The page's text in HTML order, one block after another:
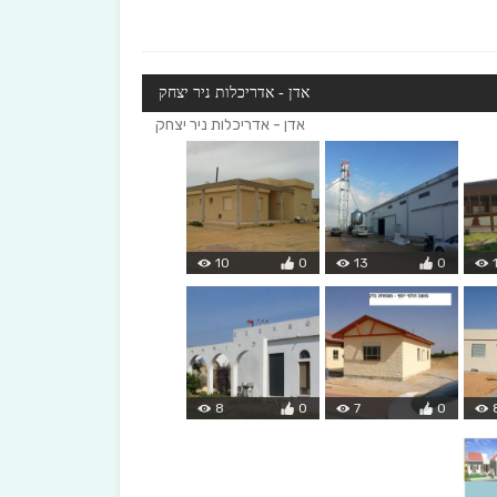
אדן - אדריכלות ניר יצחק
אדן - אדריכלות ניר יצחק
13 0
10 0
7 0
8 0